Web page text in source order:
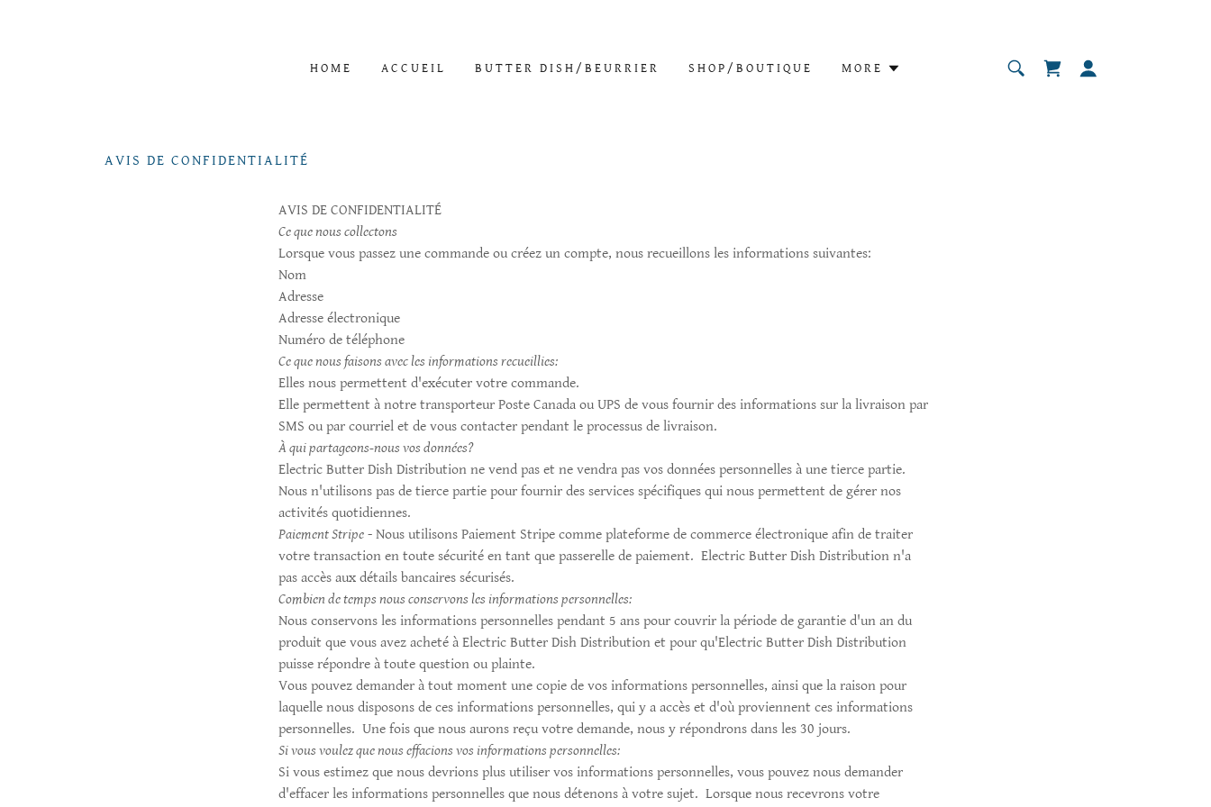
HOME ACCUEIL BUTTER DISH/BEURRIER SHOP/BOUTIQUE MORE
AVIS DE CONFIDENTIALITÉ
AVIS DE CONFIDENTIALITÉ
Ce que nous collectons
Lorsque vous passez une commande ou créez un compte, nous recueillons les informations suivantes:
Nom
Adresse
Adresse électronique
Numéro de téléphone
Ce que nous faisons avec les informations recueillies:
Elles nous permettent d'exécuter votre commande.
Elle permettent à notre transporteur Poste Canada ou UPS de vous fournir des informations sur la livraison par
SMS ou par courriel et de vous contacter pendant le processus de livraison.
À qui partageons-nous vos données?
Electric Butter Dish Distribution ne vend pas et ne vendra pas vos données personnelles à une tierce partie.
Nous n'utilisons pas de tierce partie pour fournir des services spécifiques qui nous permettent de gérer nos
activités quotidiennes.
Paiement Stripe - Nous utilisons Paiement Stripe comme plateforme de commerce électronique afin de traiter
votre transaction en toute sécurité en tant que passerelle de paiement. Electric Butter Dish Distribution n'a
pas accès aux détails bancaires sécurisés.
Combien de temps nous conservons les informations personnelles:
Nous conservons les informations personnelles pendant 5 ans pour couvrir la période de garantie d'un an du
produit que vous avez acheté à Electric Butter Dish Distribution et pour qu'Electric Butter Dish Distribution
puisse répondre à toute question ou plainte.
Vous pouvez demander à tout moment une copie de vos informations personnelles, ainsi que la raison pour
laquelle nous disposons de ces informations personnelles, qui y a accès et d'où proviennent ces informations
personnelles. Une fois que nous aurons reçu votre demande, nous y répondrons dans les 30 jours.
Si vous voulez que nous effacions vos informations personnelles:
Si vous estimez que nous devrions plus utiliser vos informations personnelles, vous pouvez nous demander
d'effacer les informations personnelles que nous détenons à votre sujet. Lorsque nous recevrons votre